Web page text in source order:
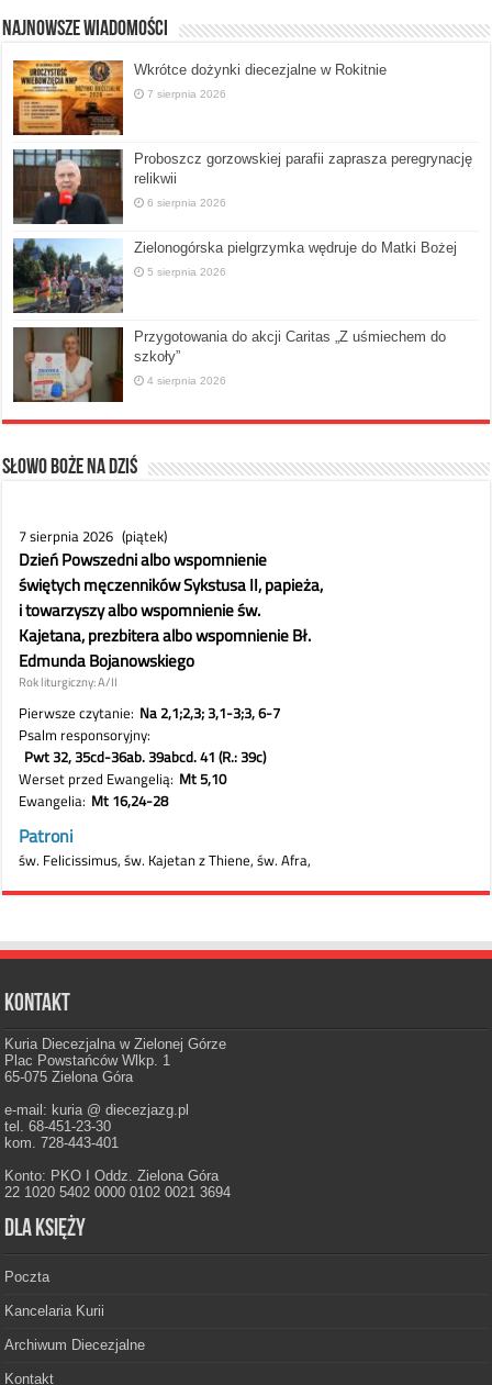
Najnowsze Wiadomości
Wkrótce dożynki diecezjalne w Rokitnie
7 sierpnia 2026
Proboszcz gorzowskiej parafii zaprasza peregrynację
relikwii
6 sierpnia 2026
Zielonogórska pielgrzymka wędruje do Matki Bożej
5 sierpnia 2026
Przygotowania do akcji Caritas „Z uśmiechem do
szkoły”
4 sierpnia 2026
Słowo Boże na dziś
Kontakt
Kuria Diecezjalna w Zielonej Górze
Plac Powstańców Wlkp. 1
65-075 Zielona Góra
e-mail: kuria @ diecezjazg.pl
tel. 68-451-23-30
kom. 728-443-401
Konto: PKO I Oddz. Zielona Góra
22 1020 5402 0000 0102 0021 3694
Dla księży
Poczta
Kancelaria Kurii
Archiwum Diecezjalne
Kontakt